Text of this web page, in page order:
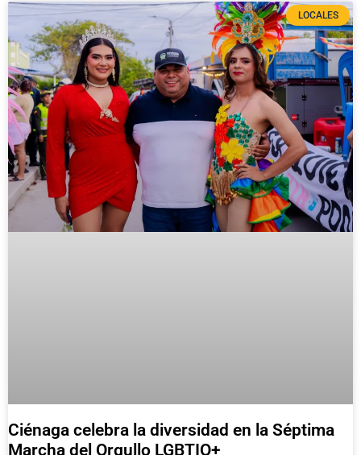
LOCALES
Ciénaga celebra la diversidad en la Séptima
Marcha del Orgullo LGBTIQ+